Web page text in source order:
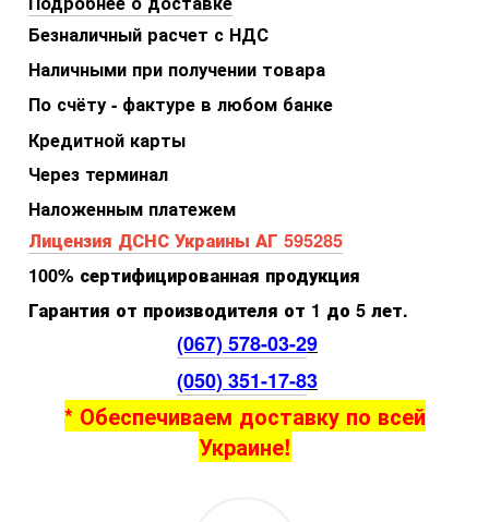
Безналичный расчет с НДС
Наличными при получении товара
По счёту - фактуре в любом банке
Кредитной карты
Через терминал
Наложенным платежем
Лицензия ДСНС Украины АГ 595285
100% сертифицированная продукция
Гарантия от производителя от 1 до 5 лет.
(067) 578-03-29
(050) 351-17-83
* Обеспечиваем доставку по всей
Украине!